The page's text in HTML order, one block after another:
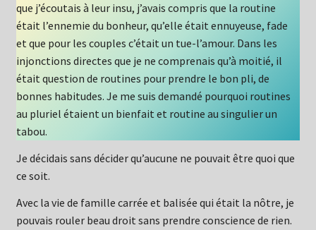
que j’écoutais à leur insu, j’avais compris que la routine
était l’ennemie du bonheur, qu’elle était ennuyeuse, fade
et que pour les couples c’était un tue-l’amour. Dans les
injonctions directes que je ne comprenais qu’à moitié, il
était question de routines pour prendre le bon pli, de
bonnes habitudes. Je me suis demandé pourquoi routines
au pluriel étaient un bienfait et routine au singulier un
tabou.
Je décidais sans décider qu’aucune ne pouvait être quoi que
ce soit.
Avec la vie de famille carrée et balisée qui était la nôtre, je
pouvais rouler beau droit sans prendre conscience de rien.